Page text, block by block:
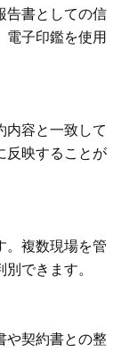
告書としての信
電子印鑑を使用
内容と一致して
反映することが
。複数現場を管
できます。
や契約書との整